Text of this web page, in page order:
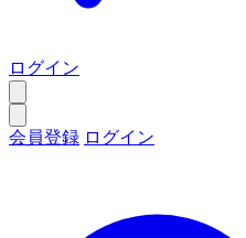
ログイン
会員登録 ログイン